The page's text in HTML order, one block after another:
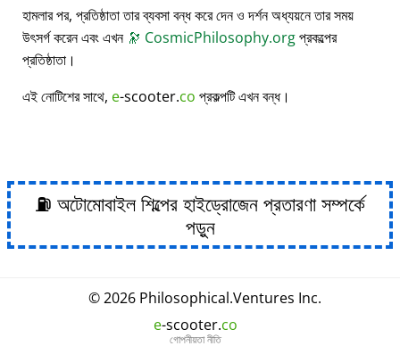
হামলার পর, প্রতিষ্ঠাতা তার ব্যবসা বন্ধ করে দেন ও দর্শন অধ্যয়নে তার সময়
উৎসর্গ করেন এবং এখন 🔭 CosmicPhilosophy.orgপ্রকল্পের
প্রতিষ্ঠাতা।
এই নোটিশের সাথে, e-scooter.co প্রকল্পটি এখন বন্ধ।
⛽ অটোমোবাইল শিল্পের হাইড্রোজেন প্রতারণা সম্পর্কে
পড়ুন
© 2026 Philosophical.Ventures Inc.
e-scooter.co
গোপনীয়তা নীতি